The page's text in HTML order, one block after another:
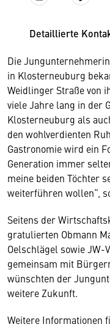
Detaillierte
Die
in Klosterneuburg
Weidlinger Straße von
viele Jahre lang in der
Klosterneuburg als
den wohlverdienten
Gastronomie wird ein
Generation immer
meine beiden Töchter
weiterführen wollen“,
Seitens der
gratulierten Obmann
Oelschlägel sowie JW-
gemeinsam mit
wünschten der
weitere Zukunft.
Weitere Informationen